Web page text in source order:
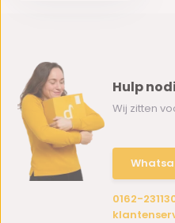
Hulp
Wij zitten
0162-